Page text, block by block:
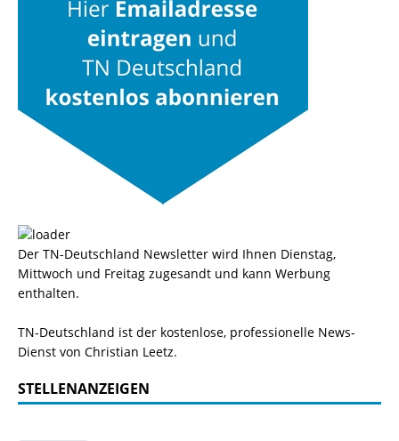
Der TN-Deutschland Newsletter wird Ihnen Dienstag,
Mittwoch und Freitag zugesandt und kann Werbung
enthalten.
TN-Deutschland ist der kostenlose, professionelle News-
Dienst von Christian Leetz.
STELLENANZEIGEN